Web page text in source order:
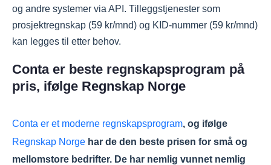
og andre systemer via API. Tilleggstjenester som
prosjektregnskap (59 kr/mnd) og KID-nummer (59 kr/mnd)
kan legges til etter behov.
Conta er beste regnskapsprogram på
pris, ifølge Regnskap Norge
Conta er et moderne regnskapsprogram, og ifølge
Regnskap Norge har de den beste prisen for små og
mellomstore bedrifter. De har nemlig vunnet nemlig